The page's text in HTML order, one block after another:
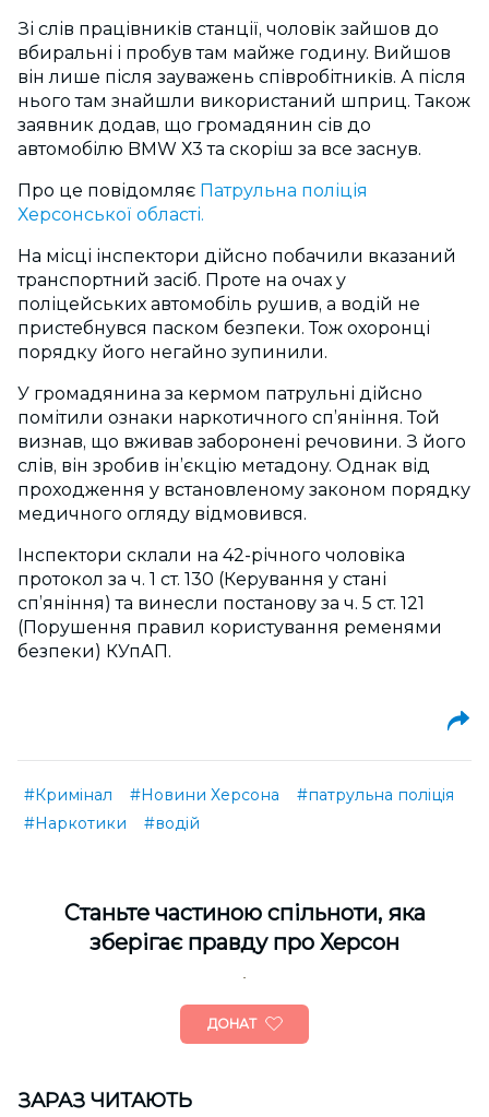
Зі слів працівників станції, чоловік зайшов до
вбиральні і пробув там майже годину. Вийшов
він лише після зауважень співробітників. А після
нього там знайшли використаний шприц. Також
заявник додав, що громадянин сів до
автомобілю BMW Х3 та скоріш за все заснув.
Про це повідомляє Патрульна поліція
Херсонської області.
На місці інспектори дійсно побачили вказаний
транспортний засіб. Проте на очах у
поліцейських автомобіль рушив, а водій не
пристебнувся паском безпеки. Тож охоронці
порядку його негайно зупинили.
У громадянина за кермом патрульні дійсно
помітили ознаки наркотичного сп’яніння. Той
визнав, що вживав заборонені речовини. З його
слів, він зробив ін’єкцію метадону. Однак від
проходження у встановленому законом порядку
медичного огляду відмовився.
Інспектори склали на 42-річного чоловіка
протокол за ч. 1 ст. 130 (Керування у стані
сп’яніння) та винесли постанову за ч. 5 ст. 121
(Порушення правил користування ременями
безпеки) КУпАП.
#Кримінал #Новини Херсона
#патрульна поліція
#Наркотики
#водій
Cтаньте частиною спільноти, яка
зберігає правду про Херсон
ДОНАТ
ЗАРАЗ ЧИТАЮТЬ